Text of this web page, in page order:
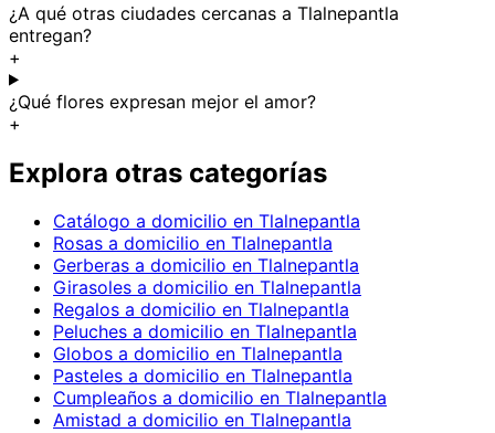
¿A qué otras ciudades cercanas a Tlalnepantla
entregan?
+
¿Qué flores expresan mejor el amor?
+
Explora otras categorías
Catálogo a domicilio en Tlalnepantla
Rosas a domicilio en Tlalnepantla
Gerberas a domicilio en Tlalnepantla
Girasoles a domicilio en Tlalnepantla
Regalos a domicilio en Tlalnepantla
Peluches a domicilio en Tlalnepantla
Globos a domicilio en Tlalnepantla
Pasteles a domicilio en Tlalnepantla
Cumpleaños a domicilio en Tlalnepantla
Amistad a domicilio en Tlalnepantla